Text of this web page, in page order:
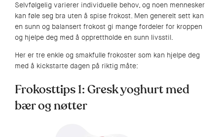
Selvfølgelig varierer individuelle behov, og noen mennesker
kan føle seg bra uten å spise frokost. Men generelt sett kan
en sunn og balansert frokost gi mange fordeler for kroppen
og hjelpe deg med å opprettholde en sunn livsstil.
Her er tre enkle og smakfulle frokoster som kan hjelpe deg
med å kickstarte dagen på riktig måte:
Frokosttips 1: Gresk yoghurt med
bær og nøtter